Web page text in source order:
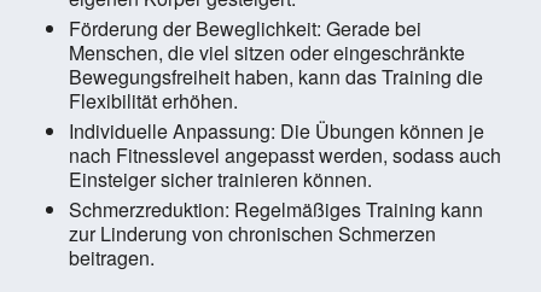
Förderung der Beweglichkeit: Gerade bei
Menschen, die viel sitzen oder eingeschränkte
Bewegungsfreiheit haben, kann das Training die
Flexibilität erhöhen.
Individuelle Anpassung: Die Übungen können je
nach Fitnesslevel angepasst werden, sodass auch
Einsteiger sicher trainieren können.
Schmerzreduktion: Regelmäßiges Training kann
zur Linderung von chronischen Schmerzen
beitragen.